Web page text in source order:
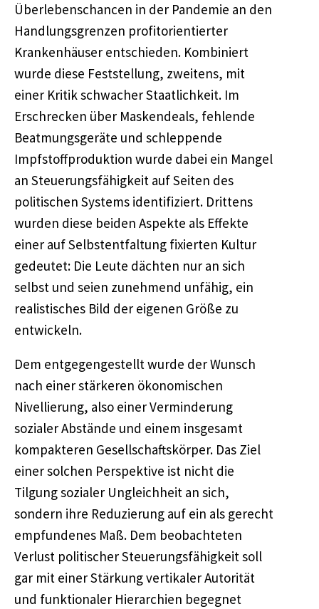
Überlebenschancen in der Pandemie an den
Handlungsgrenzen profitorientierter
Krankenhäuser entschieden. Kombiniert
wurde diese Feststellung, zweitens, mit
einer Kritik schwacher Staatlichkeit. Im
Erschrecken über Maskendeals, fehlende
Beatmungsgeräte und schleppende
Impfstoffproduktion wurde dabei ein Mangel
an Steuerungsfähigkeit auf Seiten des
politischen Systems identifiziert. Drittens
wurden diese beiden Aspekte als Effekte
einer auf Selbstentfaltung fixierten Kultur
gedeutet: Die Leute dächten nur an sich
selbst und seien zunehmend unfähig, ein
realistisches Bild der eigenen Größe zu
entwickeln.
Dem entgegengestellt wurde der Wunsch
nach einer stärkeren ökonomischen
Nivellierung, also einer Verminderung
sozialer Abstände und einem insgesamt
kompakteren Gesellschaftskörper. Das Ziel
einer solchen Perspektive ist nicht die
Tilgung sozialer Ungleichheit an sich,
sondern ihre Reduzierung auf ein als gerecht
empfundenes Maß. Dem beobachteten
Verlust politischer Steuerungsfähigkeit soll
gar mit einer Stärkung vertikaler Autorität
und funktionaler Hierarchien begegnet